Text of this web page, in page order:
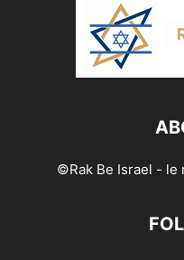
©Rak Be Israel - le